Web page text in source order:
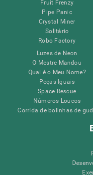
Fruit Frenzy
Pipe Panic
Crystal Miner
Solitário
Robo Factory
Luzes de Neon
O Mestre Mandou
Qual é o Meu Nome?
Peças Iguais
Space Rescue
Números Loucos
Corrida de bolinhas de